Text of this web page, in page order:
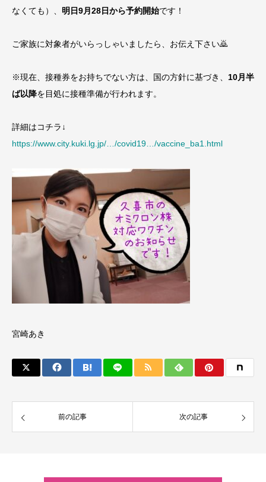
なくても）、 明日9月28日から予約開始です！
ご家族に対象者がいらっしゃいましたら、お伝え下さい🙇
※現在、接種券をお持ちでない方は、国の方針に基づき、 10月半
ば以降を目処に接種準備が行われます。
詳細はコチラ↓
https://www.city.kuki.lg.jp/…/covid19…/vaccine_ba1.html
宮崎あき
前の記事 次の記事